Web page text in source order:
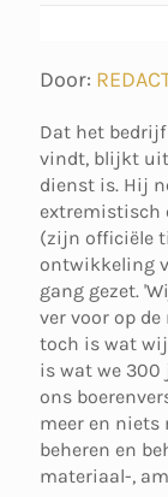
Door:
Dat het
vindt, blijkt
dienst is. Hij
extremistisch
(zijn officiële
ontwikkeling
gang gezet.
ver voor op
toch is wat
is wat we 300
ons
meer en
beheren en
materiaal-,